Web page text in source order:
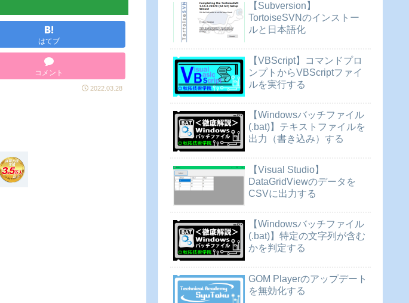
はてブ
コメント
2022.03.28
【Subversion】
TortoiseSVNのインストー
ルと日本語化
【VBScript】コマンドプロ
ンプトからVBScriptファイ
ルを実行する
【Windowsバッチファイル
(.bat)】テキストファイルを
出力（書き込み）する
【Visual Studio】
DataGridViewのデータを
CSVに出力する
【Windowsバッチファイル
(.bat)】特定の文字列が含む
かを判定する
GOM Playerのアップデート
を無効化する